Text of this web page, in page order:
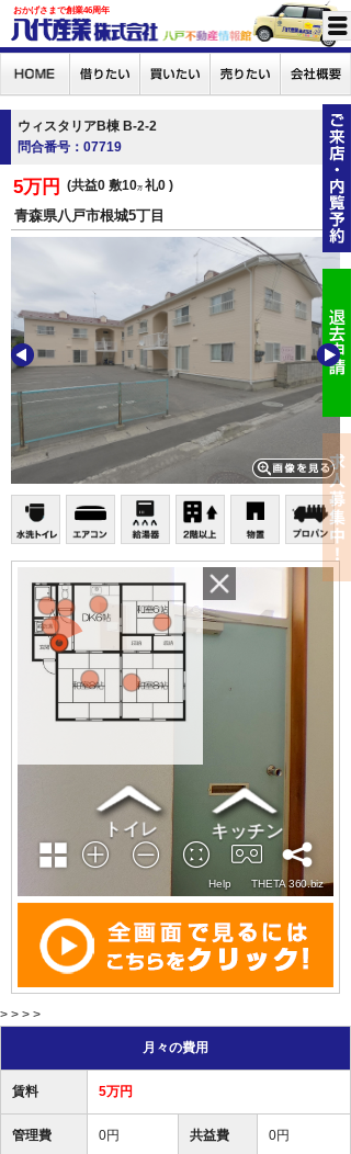
おかげさまで創業46周年
ウィスタリアB棟 B-2-2
問合番号：07719
5万円 共益0 敷10万 礼0
青森県八戸市根城5丁目
> > > >
月々の費用
賃料 5万円
管理費 0円 共益費 0円